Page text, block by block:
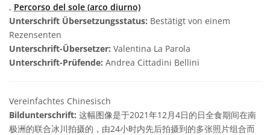
, Percorso del sole (arco diurno)
Unterschrift Übersetzungsstatus: Bestätigt von einem
Rezensenten
Unterschrift-Übersetzer: Valentina La Parola
Unterschrift-Prüfende: Andrea Cittadini Bellini
Vereinfachtes Chinesisch
Bildunterschrift: 这幅图像是于2021年12月4日的日全食期间在南
极洲的联合冰川拍摄的，由24小时内先后拍摄到的多张照片组合而